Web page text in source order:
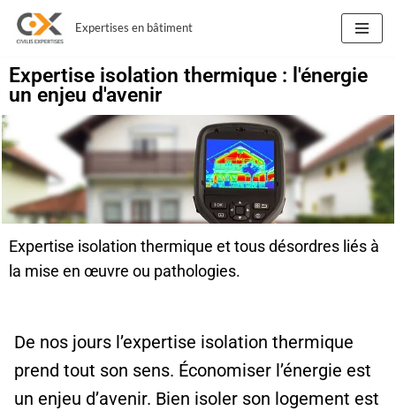
Aller
au
contenu
Expertises en bâtiment
Expertise isolation thermique : l'énergie
un enjeu d'avenir
Expertise isolation thermique et tous désordres liés à
la mise en œuvre ou pathologies.
De nos jours l’expertise isolation thermique
prend tout son sens. Économiser l’énergie est
un enjeu d’avenir. Bien isoler son logement est